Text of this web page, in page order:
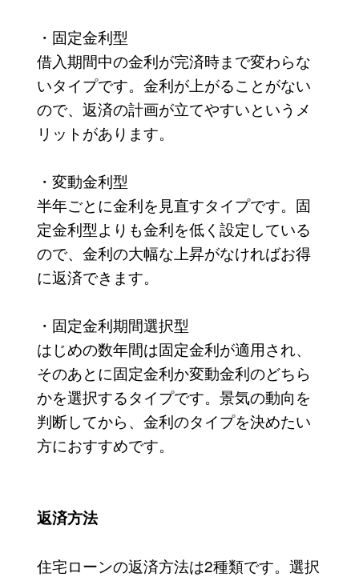
・固定金利型
借入期間中の金利が完済時まで変わらな
いタイプです。金利が上がることがない
ので、返済の計画が立てやすいというメ
リットがあります。
・変動金利型
半年ごとに金利を見直すタイプです。固
定金利型よりも金利を低く設定している
ので、金利の大幅な上昇がなければお得
に返済できます。
・固定金利期間選択型
はじめの数年間は固定金利が適用され、
そのあとに固定金利か変動金利のどちら
かを選択するタイプです。景気の動向を
判断してから、金利のタイプを決めたい
方におすすめです。
返済方法
住宅ローンの返済方法は2種類です。選択